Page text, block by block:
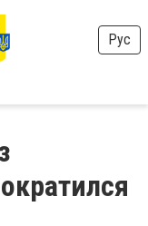
Рус